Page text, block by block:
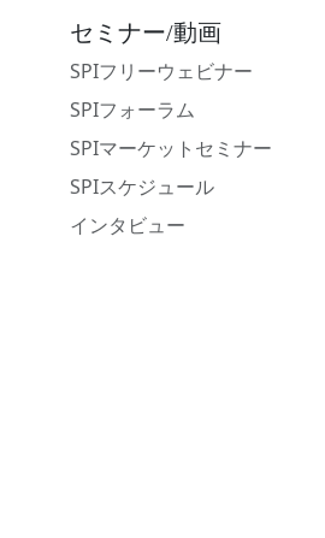
セミナー/動画
SPIフリーウェビナー
SPIフォーラム
SPIマーケットセミナー
SPIスケジュール
インタビュー